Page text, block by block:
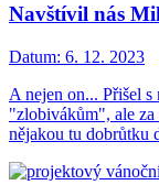
Navštívil nás
Datum: 6. 12. 2023
A nejen on... Přišel
"zlobivákům", ale za
nějakou tu dobrůtku